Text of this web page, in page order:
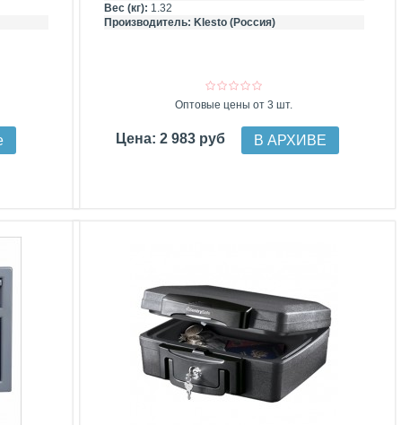
Вес (кг): 1.32
Производитель: Klesto (Россия)
Оптовые цены от 3 шт.
Цена: 2 983 руб В АРХИВЕ